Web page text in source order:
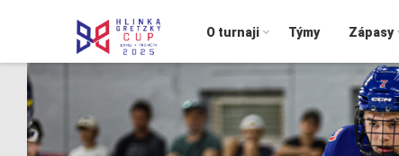
O turnaji Týmy Zápasy